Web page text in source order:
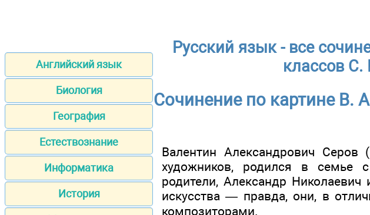
Английский язык
Биология
География
Естествознание
Информатика
История
Русский язык - все
классов С.
Сочинение по картине В.
Валентин Александрович Серов
художников, родился в семье
родители, Александр
искусства — правда, они, в
композиторами.